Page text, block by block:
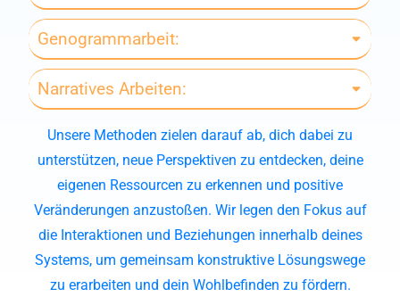
Genogrammarbeit:
Narratives Arbeiten:
Unsere Methoden zielen darauf ab, dich dabei zu
unterstützen, neue Perspektiven zu entdecken, deine
eigenen Ressourcen zu erkennen und positive
Veränderungen anzustoßen. Wir legen den Fokus auf
die Interaktionen und Beziehungen innerhalb deines
Systems, um gemeinsam konstruktive Lösungswege
zu erarbeiten und dein Wohlbefinden zu fördern.